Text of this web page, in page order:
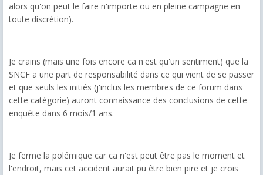
alors qu'on peut le faire n'importe ou en pleine campagne en
toute discrétion).
Je crains (mais une fois encore ca n'est qu'un sentiment) que la
SNCF a une part de responsabilité dans ce qui vient de se passer
et que seuls les initiés (j'inclus les membres de ce forum dans
cette catégorie) auront connaissance des conclusions de cette
enquête dans 6 mois/1 ans.
Je ferme la polémique car ca n'est peut être pas le moment et
l'endroit, mais cet accident aurait pu être bien pire et je crois